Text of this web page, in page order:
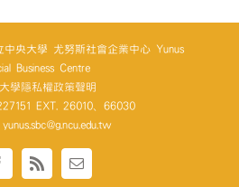
央大學 尤努斯社會企業中心 Yunus
Business Centre
學隱私權政策聲明
EXT. 26010、66030
Rss Email: